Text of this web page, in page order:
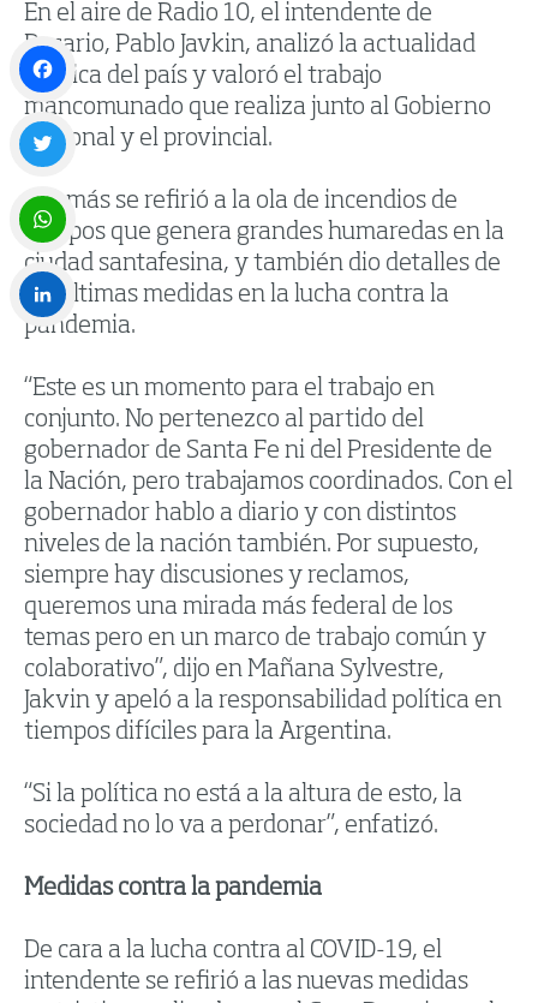
En el aire de Radio 10, el intendente de
Rosario, Pablo Javkin, analizó la actualidad
política del país y valoró el trabajo
mancomunado que realiza junto al Gobierno
nacional y el provincial.
Además se refirió a la ola de incendios de
campos que genera grandes humaredas en la
ciudad santafesina, y también dio detalles de
las últimas medidas en la lucha contra la
pandemia.
“Este es un momento para el trabajo en
conjunto. No pertenezco al partido del
gobernador de Santa Fe ni del Presidente de
la Nación, pero trabajamos coordinados. Con el
gobernador hablo a diario y con distintos
niveles de la nación también. Por supuesto,
siempre hay discusiones y reclamos,
queremos una mirada más federal de los
temas pero en un marco de trabajo común y
colaborativo”, dijo en Mañana Sylvestre,
Jakvin y apeló a la responsabilidad política en
tiempos difíciles para la Argentina.
“Si la política no está a la altura de esto, la
sociedad no lo va a perdonar”, enfatizó.
Medidas contra la pandemia
De cara a la lucha contra al COVID-19, el
intendente se refirió a las nuevas medidas
Facebook
Twitter
WhatsApp